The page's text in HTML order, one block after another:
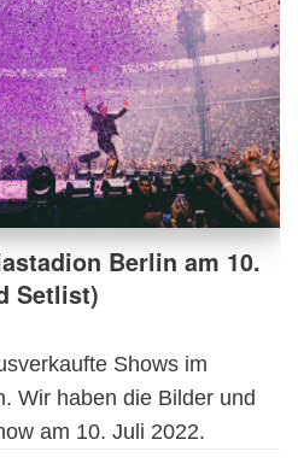
Berlin am 10.
Setlist)
Shows im
Wir haben die Bilder und
am 10. Juli 2022.